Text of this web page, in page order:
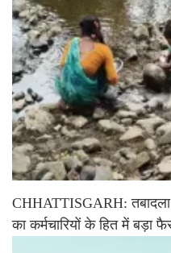
CHHATTISGARH: तबादला
का कर्मचारियों के हित में बड़ा